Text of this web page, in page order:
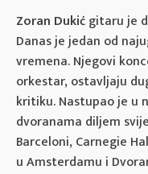
Zoran Dukićgitaru je
Danas je jedan od
vremena. Njegovi
orkestar, ostavljaju
kritiku. Nastupao je u
dvoranama diljem
Barceloni, Carnegie
u Amsterdamu i